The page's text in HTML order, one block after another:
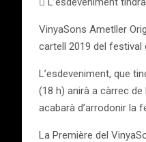
VinyaSons Ametller
cartell 2019 del festival
L’esdeveniment, que
(18 h) anirà a càrrec
acabarà d’arrodonir la
La Première del